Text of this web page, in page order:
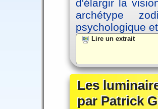
d'élargir la
archétype
psychologique
Lire un extrait
Les
par Patrick